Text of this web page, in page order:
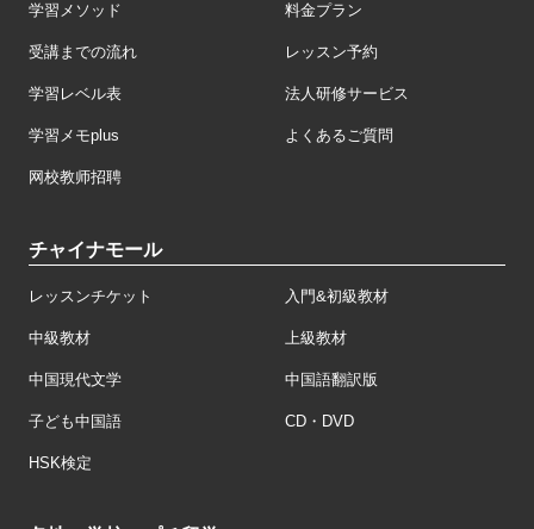
学習メソッド 料金プラン
受講までの流れ レッスン予約
学習レベル表 法人研修サービス
学習メモplus よくあるご質問
网校教师招聘
チャイナモール
レッスンチケット 入門&初級教材
中級教材 上級教材
中国現代文学 中国語翻訳版
子ども中国語 CD・DVD
HSK検定